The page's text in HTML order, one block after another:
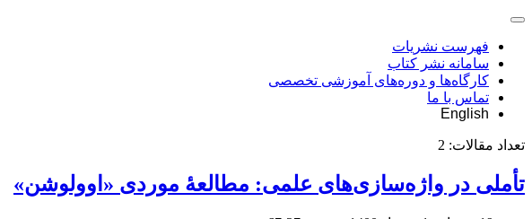
فهرست نشریات
سامانه نشر کتاب
کارگاه‌ها و دوره‌های آموزشی تخصصی
تماس با ما
English
تعداد مقالات: 2
تأملی در واژه‌سازی‌های علمی: مطالعۀ موردی «اوولوشن»